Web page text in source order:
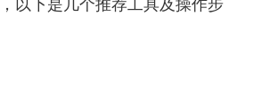
以下是几个推荐工具及操作步